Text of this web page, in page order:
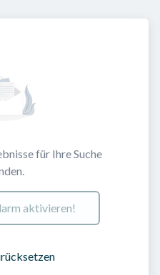
für Ihre Suche
aktivieren!